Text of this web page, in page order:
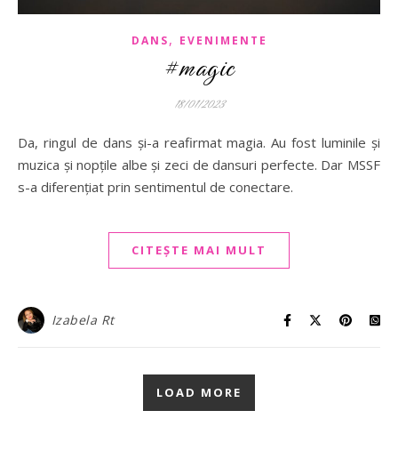
DANS, EVENIMENTE
#magic
18/01/2023
Da, ringul de dans și-a reafirmat magia. Au fost luminile și
muzica și nopțile albe și zeci de dansuri perfecte. Dar MSSF
s-a diferențiat prin sentimentul de conectare.
CITEȘTE MAI MULT
Izabela Rt
LOAD MORE